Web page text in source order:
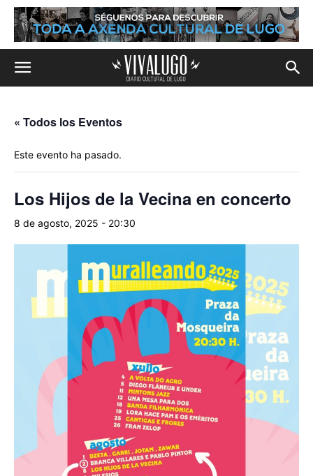
« Todos los Eventos
Este evento ha pasado.
Los Hijos de la Vecina en concerto
8 de agosto, 2025 - 20:30